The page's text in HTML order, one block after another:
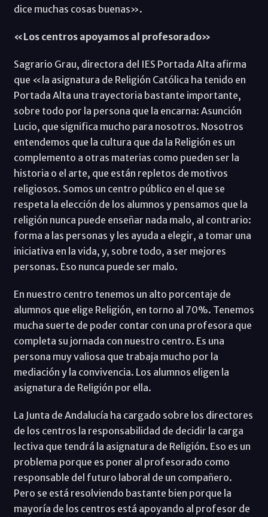
dice muchas cosas buenas».
«Los centros apoyamos al profesorado»
Sagrario Grau, directora del IES Portada Alta afirma
que «la asignatura de Religión Católica ha tenido en
Portada Alta una trayectoria bastante importante,
sobre todo por la persona que la encarna: Asunción
Lucio, que significa mucho para nosotros. Nosotros
entendemos que la cultura que da la Religión es un
complemento a otras materias como pueden ser la
historia o el arte, que están repletos de motivos
religiosos. Somos un centro público en el que se
respeta la elección de los alumnos y pensamos que la
religión nunca puede enseñar nada malo, al contrario:
forma a las personas y les ayuda a elegir, a tomar una
iniciativa en la vida, y, sobre todo, a ser mejores
personas. Eso nunca puede ser malo.
En nuestro centro tenemos un alto porcentaje de
alumnos que elige Religión, en torno al 70%. Tenemos
mucha suerte de poder contar con una profesora que
completa su jornada con nuestro centro. Es una
persona muy valiosa que trabaja mucho por la
mediación y la convivencia. Los alumnos eligen la
asignatura de Religión por ella.
La Junta de Andalucía ha cargado sobre los directores
de los centros la responsabilidad de decidir la carga
lectiva que tendrá la asignatura de Religión. Eso es un
problema porque es poner al profesorado como
responsable del futuro laboral de un compañero.
Pero se está resolviendo bastante bien porque la
mayoría de los centros está apoyando al profesor de